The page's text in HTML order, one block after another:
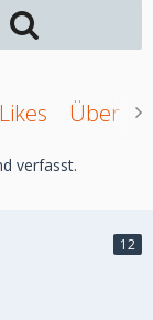
Likes Über
verfasst.
12